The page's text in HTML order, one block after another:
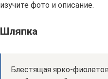
изучите фото и описание.
Шляпка
Блестящая ярко-